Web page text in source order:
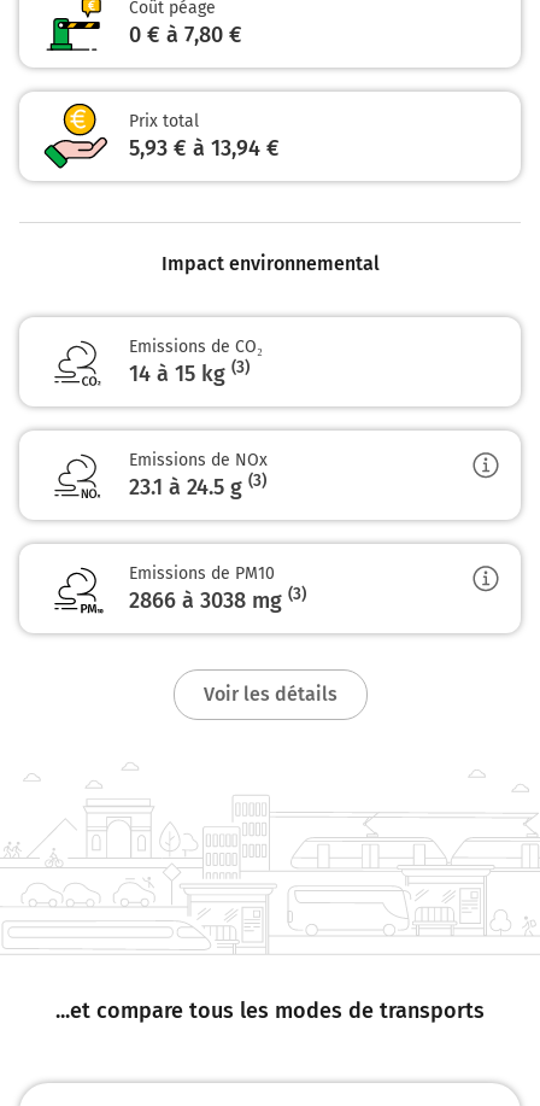
0h40 Albertville
73200
Coût péage
0 € à 7,80 €
Prix total
5,93 € à 13,94 €
Impact environnemental
Emissions de CO₂
14 à 15 kg (3)
Emissions de NOx
23.1 à 24.5 g (3)
Emissions de PM10
2866 à 3038 mg (3)
Voir les détails
...et compare tous les modes de transports